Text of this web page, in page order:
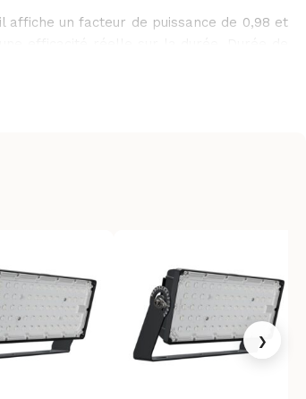
affiche un facteur de puissance de 0,98 et
efficacité réelle sur la durée. Durée de
›